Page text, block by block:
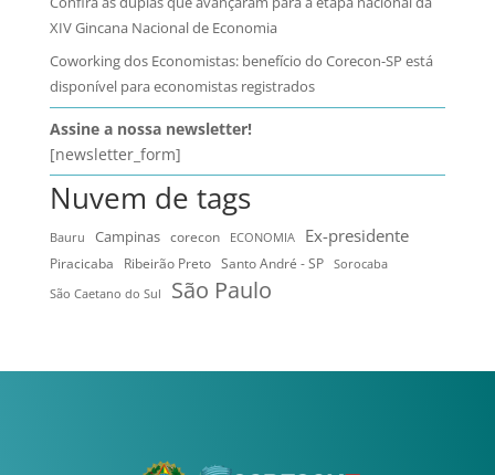
XIV Gincana Nacional de Economia
Coworking dos Economistas: benefício do Corecon-SP está
disponível para economistas registrados
Assine a nossa newsletter!
[newsletter_form]
Nuvem de tags
Bauru Campinas corecon ECONOMIA Ex-presidente
Piracicaba Ribeirão Preto Santo André - SP
Sorocaba
São Caetano do Sul
São Paulo